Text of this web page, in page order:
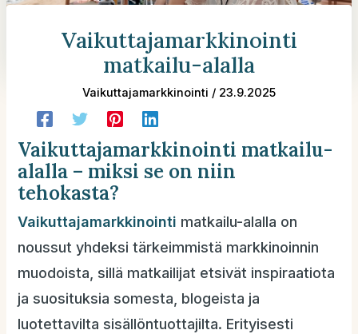
Vaikuttajamarkkinointi
matkailu-alalla
Vaikuttajamarkkinointi / 23.9.2025
Vaikuttajamarkkinointi matkailu-
alalla – miksi se on niin
tehokasta?
Vaikuttajamarkkinointi matkailu-alalla on
noussut yhdeksi tärkeimmistä markkinoinnin
muodoista, sillä matkailijat etsivät inspiraatiota
ja suosituksia somesta, blogeista ja
luotettavilta sisällöntuottajilta. Erityisesti